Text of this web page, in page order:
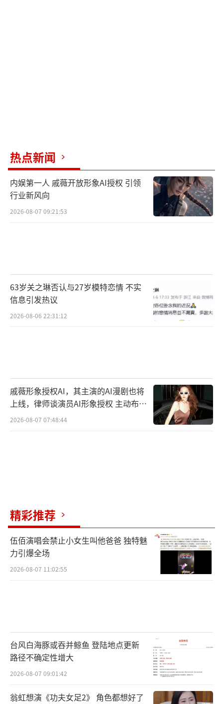
热点新闻
内娱第一人 戚薇开放形象AI授权 引领
行业新风向
2026-08-07 09:21:53
63岁关之琳否认与27岁模特恋情 不实
信息引发热议
2026-08-06 22:31:12
戚薇形象授权AI，其主演的AI漫剧也将
上线，律师谈演员AI形象授权 主动布局
数字资产
2026-08-07 07:48:44
精彩推荐
伍佰演唱会禁止小女生叫他爸爸 独特魅
力引爆全场
2026-08-07 11:02:55
台风白海豚或吞并鲸鱼 登陆地点更新
路径不确定性增大
2026-08-07 09:01:42
翁虹想演《功夫女足2》 角色都想好了